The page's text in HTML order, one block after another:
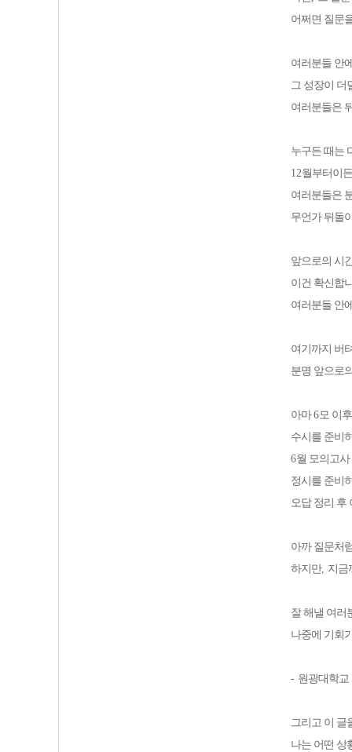
어쩌면 질문
여러분들 안
그 성장이 더
여러분들은
누구든 때는
12월부터이든
여러분들은
무언가 뒤돌
앞으로의 시
이건 확신합
여러분들 안
여기까지 버
분명 앞으로
아마6모 이후
수시를 준비
6월 모의고
정시를 준비
오답 정리 후
아까 질문처
하지만, 지금
잘 해낼 여러
나중에 기회
- 원광대학교
그리고 이 글
나는 어떤 상